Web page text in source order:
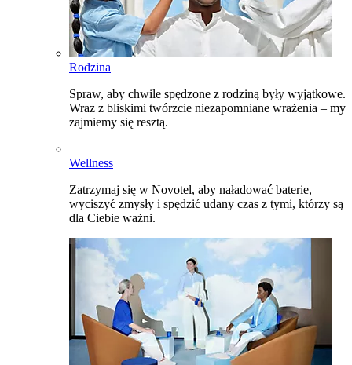
Rodzina
Spraw, aby chwile spędzone z rodziną były wyjątkowe.
Wraz z bliskimi twórzcie niezapomniane wrażenia – my
zajmiemy się resztą.
Wellness
Zatrzymaj się w Novotel, aby naładować baterie,
wyciszyć zmysły i spędzić udany czas z tymi, którzy są
dla Ciebie ważni.